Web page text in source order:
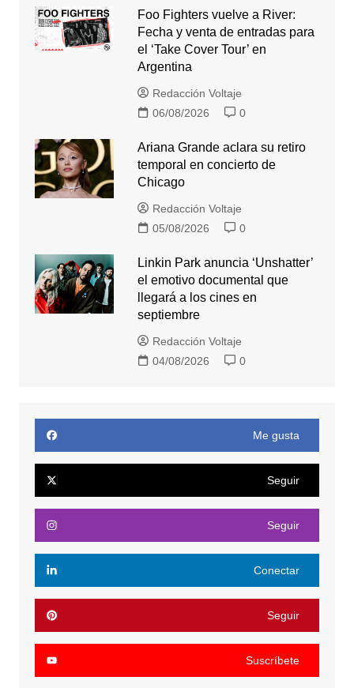
Foo Fighters vuelve a River:
Fecha y venta de entradas para
el ‘Take Cover Tour’ en
Argentina
Redacción Voltaje
06/08/2026
0
Ariana Grande aclara su retiro
temporal en concierto de
Chicago
Redacción Voltaje
05/08/2026
0
Linkin Park anuncia ‘Unshatter’
el emotivo documental que
llegará a los cines en
septiembre
Redacción Voltaje
04/08/2026
0
Me gusta
Seguir
Seguir
Conectar
Seguir
Suscríbete